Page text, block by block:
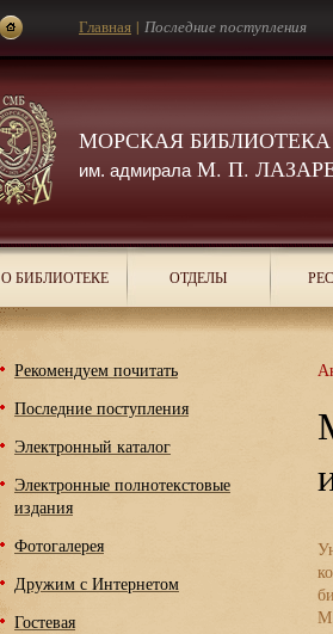
МОРСКАЯ БИБЛИОТЕКА
им. адмиралаМ. П.
Главная | Последние поступления
О БИБЛИОТЕКЕ ОТДЕЛЫ
Рекомендуем почитать
Последние поступления
Электронный каталог
Электронные полнотекстовые
издания
Фотогалерея
Дружим с Интернетом
Гостевая